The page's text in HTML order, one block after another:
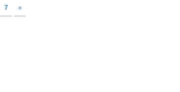
7 »